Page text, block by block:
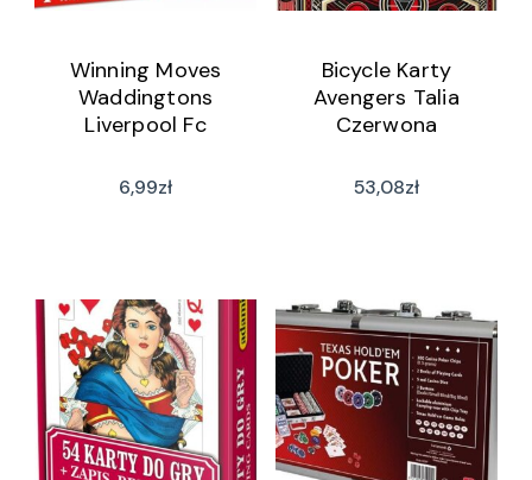
Winning Moves
Waddingtons
Liverpool Fc
6,99zł
Bicycle Karty
Avengers Talia
Czerwona
53,08zł